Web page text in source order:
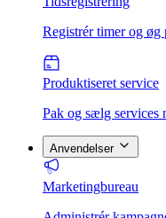
Registrér timer og øg
Produktiseret service
Pak og sælg services
Anvendelser
Marketingbureau